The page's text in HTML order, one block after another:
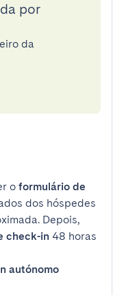
por
da
o formulário de
dos hóspedes
Depois,
check-in 48 horas
autónomo